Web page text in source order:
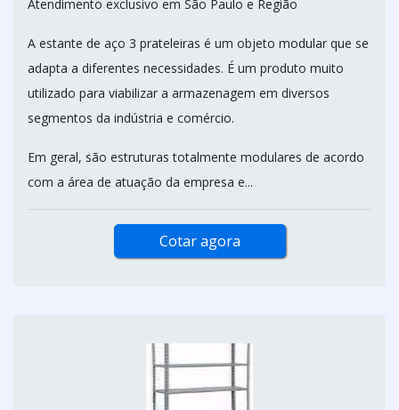
Atendimento exclusivo em São Paulo e Região
A estante de aço 3 prateleiras é um objeto modular que se
adapta a diferentes necessidades. É um produto muito
utilizado para viabilizar a armazenagem em diversos
segmentos da indústria e comércio.
Em geral, são estruturas totalmente modulares de acordo
com a área de atuação da empresa e...
Cotar agora